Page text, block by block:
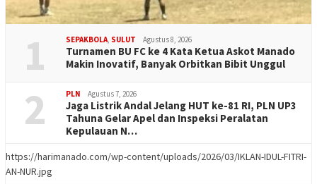
1 SEPAKBOLA, SULUT Agustus 8, 2026
Turnamen BU FC ke 4 Kata Ketua Askot Manado
Makin Inovatif, Banyak Orbitkan Bibit Unggul
2 PLN Agustus 7, 2026
Jaga Listrik Andal Jelang HUT ke-81 RI, PLN UP3
Tahuna Gelar Apel dan Inspeksi Peralatan
Kepulauan N…
https://harimanado.com/wp-content/uploads/2026/03/IKLAN-IDUL-FITRI-
AN-NUR.jpg